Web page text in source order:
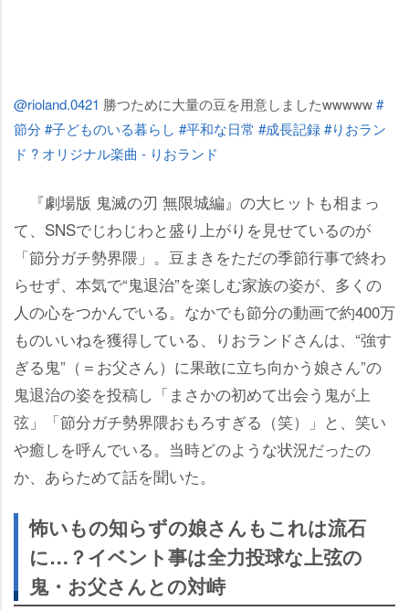
@rioland.0421 勝つために大量の豆を用意しましたwwwww#
節分#子どものいる暮らし #平和な日常 #成長記録#りおラン
ド ? オリジナル楽曲 - りおランド
『劇場版 鬼滅の刃 無限城編』の大ヒットも相まっ
て、SNSでじわじわと盛り上がりを見せているのが
「節分ガチ勢界隈」。豆まきをただの季節行事で終わ
らせず、本気で“鬼退治”を楽しむ家族の姿が、多くの
人の心をつかんでいる。なかでも節分の動画で約400万
ものいいねを獲得している、りおランドさんは、“強す
ぎる鬼”（＝お父さん）に果敢に立ち向かう娘さん”の
鬼退治の姿を投稿し「まさかの初めて出会う鬼が上
弦」「節分ガチ勢界隈おもろすぎる（笑）」と、笑い
癒しを呼んでいる。当時どのような状況だったの
か、あらためて話を聞いた。
怖いもの知らずの娘さんもこれは流石
に…？イベント事は全力投球な上弦の
鬼・お父さんとの対峙